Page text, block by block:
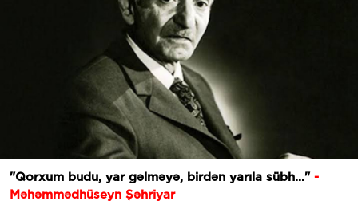
"Qorxum budu, yar gəlməyə, birdən yarıla sübh..."-
Məhəmmədhüseyn Şəhriyar